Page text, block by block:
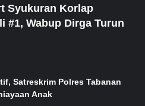
Syukuran Korlap
#1, Wabup Dirga Turun
Satreskrim Polres Tabanan
Anak